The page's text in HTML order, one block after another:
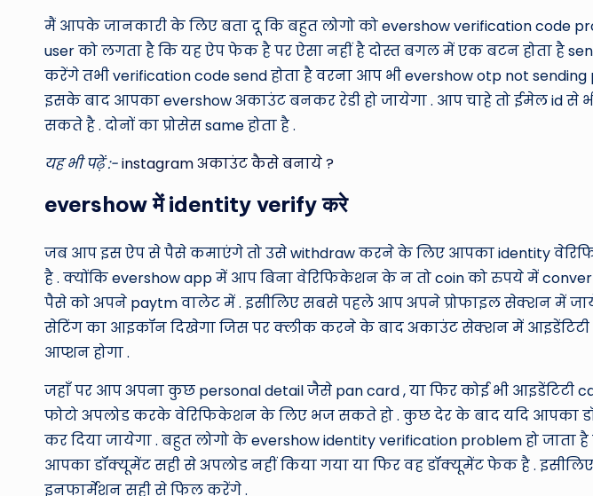
मैं आपके जानकारी के लिए बता दू कि बहुत लोगो को evershow verification code
user को लगता है कि यह ऐप फेक है पर ऐसा नहीं है दोस्त बगल में एक बटन होता है
करेंगे तभी verification code send होता है वरना आप भी evershow otp not
इसके बाद आपका evershow अकाउंट बनकर रेडी हो जायेगा . आप चाहे तो ईमेल id से
सकते है . दोनों का प्रोसेस same होता है .
यह भी पढ़ें :-instagram अकाउंट कैसे बनाये ?
evershow में identity verify करे
जब आप इस ऐप से पैसे कमाएंगे तो उसे withdraw करने के लिए आपका identity
है . क्योंकि evershow app में आप बिना वेरिफिकेशन के न तो coin को रुपये में
पैसे को अपने paytm वालेट में . इसीलिए सबसे पहले आप अपने प्रोफाइल सेक्शन में
सेटिंग का आइकॉन दिखेगा जिस पर क्लीक करने के बाद अकाउंट सेक्शन में
आप्शन होगा .
जहाँ पर आप अपना कुछ personal detail जैसे pan card , या फिर कोई भी आइडेंटिटी
फोटो अपलोड करके वेरिफिकेशन के लिए भज सकते हो . कुछ देर के बाद यदि आपका
कर दिया जायेगा . बहुत लोगो के evershow identity verification problem हो जाता
आपका डॉक्यूमेंट सही से अपलोड नहीं किया गया या फिर वह डॉक्यूमेंट फेक है .
इनफार्मेशन सही से फिल करेंगे .